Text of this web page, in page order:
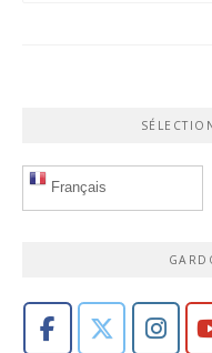
Français